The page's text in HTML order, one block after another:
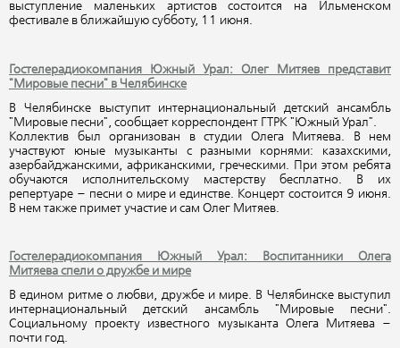
выступление маленьких артистов состоится на Ильменском
фестивале в ближайшую субботу, 11 июня.
Гостелерадиокомпания Южный Урал: Олег Митяев представит
"Мировые песни" в Челябинске
В Челябинске выступит интернациональный детский ансамбль
"Мировые песни", сообщает корреспондент ГТРК "Южный Урал".
Коллектив был организован в студии Олега Митяева. В нем
участвуют юные музыканты с разными корнями: казахскими,
азербайджанскими, африканскими, греческими. При этом ребята
обучаются исполнительскому мастерству бесплатно. В их
репертуаре – песни о мире и единстве. Концерт состоится 9 июня.
В нем также примет участие и сам Олег Митяев.
Гостелерадиокомпания Южный Урал: Воспитанники Олега
Митяева спели о дружбе и мире
В едином ритме о любви, дружбе и мире. В Челябинске выступил
интернациональный детский ансамбль "Мировые песни".
Социальному проекту известного музыканта Олега Митяева –
почти год.